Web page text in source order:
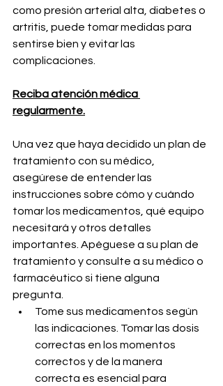
como presión arterial alta, diabetes o
artritis, puede tomar medidas para
sentirse bien y evitar las
complicaciones.
Reciba atención médica
regularmente.
Una vez que haya decidido un plan de
tratamiento con su médico,
asegúrese de entender las
instrucciones sobre cómo y cuándo
tomar los medicamentos, qué equipo
necesitará y otros detalles
importantes. Apéguese a su plan de
tratamiento y consulte a su médico o
farmacéutico si tiene alguna
pregunta.
Tome sus medicamentos según
las indicaciones. Tomar las dosis
correctas en los momentos
correctos y de la manera
correcta es esencial para